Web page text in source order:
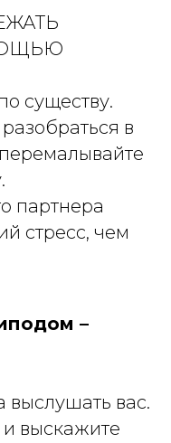
существу.
в
партнера
стресс, чем
–
выслушать вас.
выскажите